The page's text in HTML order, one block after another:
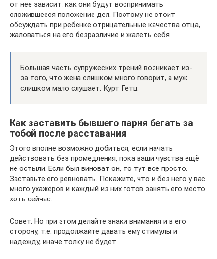
от нее зависит, как они будут воспринимать
сложившееся положение дел. Поэтому не стоит
обсуждать при ребенке отрицательные качества отца,
жаловаться на его безразличие и жалеть себя.
Большая часть супружеских трений возникает из-
за того, что жена слишком много говорит, а муж
слишком мало слушает. Курт Гетц
Как заставить бывшего парня бегать за
тобой после расставания
Этого вполне возможно добиться, если начать
действовать без промедления, пока ваши чувства ещё
не остыли. Если был виноват он, то тут всё просто.
Заставьте его ревновать. Покажите, что и без него у вас
много ухажёров и каждый из них готов занять его место
хоть сейчас.
Совет. Но при этом делайте знаки внимания и в его
сторону, т.е. продолжайте давать ему стимулы и
надежду, иначе толку не будет.